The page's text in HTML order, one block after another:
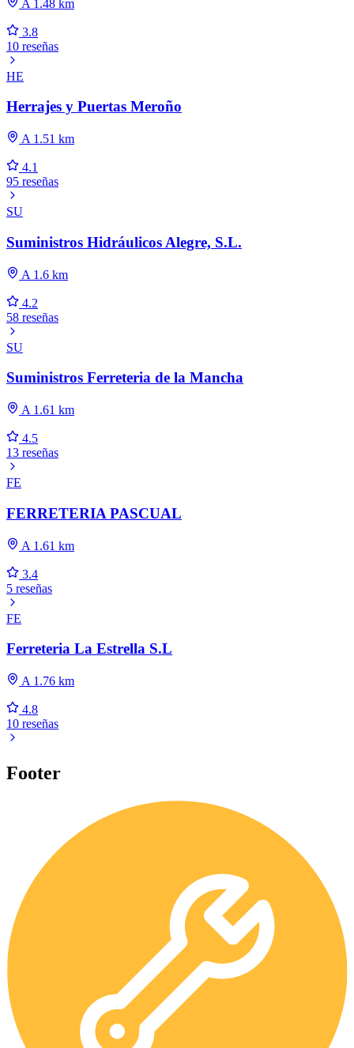
A 1.48 km
3.8
10 reseñas
HE
Herrajes y Puertas Meroño
A 1.51 km
4.1
95 reseñas
SU
Suministros Hidráulicos Alegre, S.L.
A 1.6 km
4.2
58 reseñas
SU
Suministros Ferreteria de la Mancha
A 1.61 km
4.5
13 reseñas
FE
FERRETERIA PASCUAL
A 1.61 km
3.4
5 reseñas
FE
Ferreteria La Estrella S.L
A 1.76 km
4.8
10 reseñas
Footer